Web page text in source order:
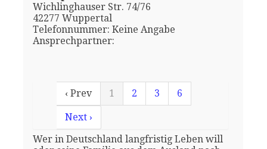
Wichlinghauser Str. 74/76
42277 Wuppertal
Telefonnummer: Keine Angabe
Ansprechpartner:
‹ Prev 1 2 3 6
Next ›
Wer in Deutschland langfristig Leben will